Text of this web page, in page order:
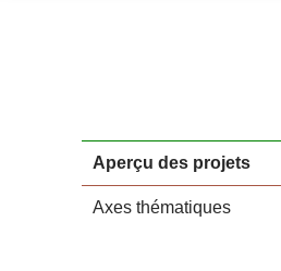
Aperçu des projets
Axes thématiques